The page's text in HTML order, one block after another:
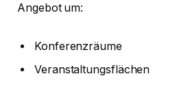
Angebot um:
Konferenzräume
Veranstaltungsflächen